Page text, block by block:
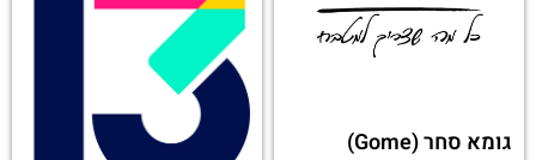
גומא סחר (Gome)